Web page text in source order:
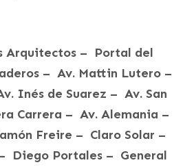
Arquitectos – Portal del
– Av. Mattin Lutero –
Inés de Suarez – Av. San
Carrera – Av. Alemania –
Freire – Claro Solar –
Diego Portales – General